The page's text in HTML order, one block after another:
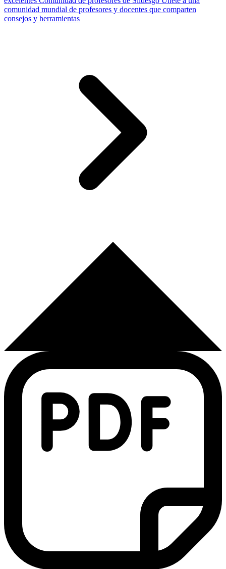
comunidad mundial de profesores y docentes que comparten
consejos y herramientas